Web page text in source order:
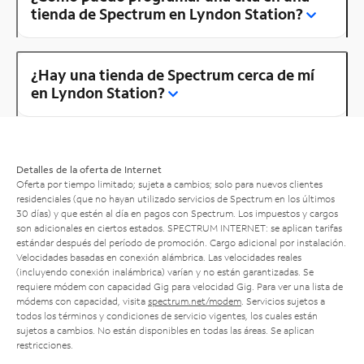
tienda de Spectrum en Lyndon Station?
¿Hay una tienda de Spectrum cerca de mí
en Lyndon Station?
Detalles de la oferta de Internet
Oferta por tiempo limitado; sujeta a cambios; solo para nuevos clientes
residenciales (que no hayan utilizado servicios de Spectrum en los últimos
30 días) y que estén al día en pagos con Spectrum. Los impuestos y cargos
son adicionales en ciertos estados. SPECTRUM INTERNET: se aplican tarifas
estándar después del período de promoción. Cargo adicional por instalación.
Velocidades basadas en conexión alámbrica. Las velocidades reales
(incluyendo conexión inalámbrica) varían y no están garantizadas. Se
requiere módem con capacidad Gig para velocidad Gig. Para ver una lista de
módems con capacidad, visita spectrum.net/modem . Servicios sujetos a
todos los términos y condiciones de servicio vigentes, los cuales están
sujetos a cambios. No están disponibles en todas las áreas. Se aplican
restricciones.